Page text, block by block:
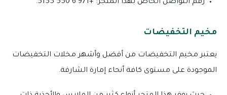
رقم التواصل الخاص بهذا المتجر: +971 6 550 5155.
مخيم التخفيضات
يعتبر مخيم التخفيضات من أفضل وأشهر مخلات التخفيضات
الموجودة على مستوى كافة أنحاء إمارة الشارقة.